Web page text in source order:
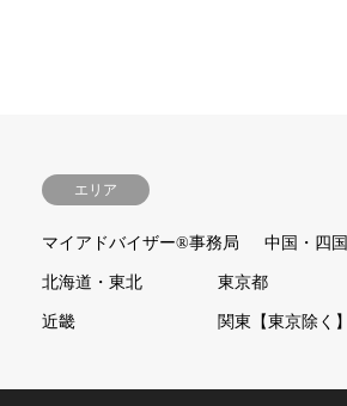
エリア
マイアドバイザー®事務局 中国・四国
北海道・東北 東京都
近畿 関東【東京除く】